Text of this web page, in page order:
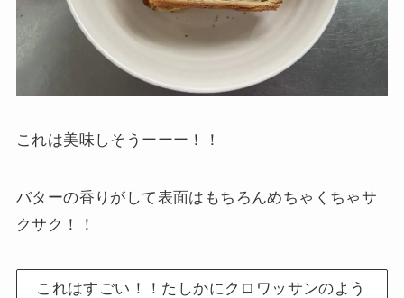
これは美味しそうーーー！！
バターの香りがして表面はもちろんめちゃくちゃサ
クサク！！
これはすごい！！たしかにクロワッサンのよう